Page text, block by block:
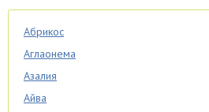
Абрикос
Аглаонема
Азалия
Айва